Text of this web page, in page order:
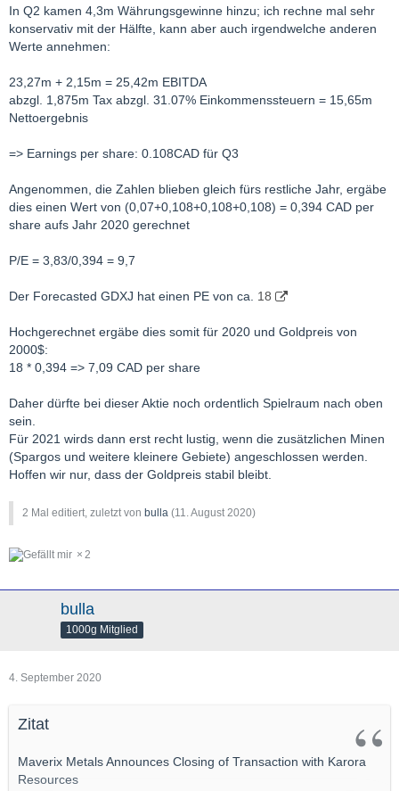
In Q2 kamen 4,3m Währungsgewinne hinzu; ich rechne mal sehr
konservativ mit der Hälfte, kann aber auch irgendwelche anderen
Werte annehmen:
23,27m + 2,15m = 25,42m EBITDA
abzgl. 1,875m Tax abzgl. 31.07% Einkommenssteuern = 15,65m
Nettoergebnis
=> Earnings per share: 0.108CAD für Q3
Angenommen, die Zahlen blieben gleich fürs restliche Jahr, ergäbe
dies einen Wert von (0,07+0,108+0,108+0,108) = 0,394 CAD per
share aufs Jahr 2020 gerechnet
P/E = 3,83/0,394 = 9,7
Der Forecasted GDXJ hat einen PE von ca. 18
Hochgerechnet ergäbe dies somit für 2020 und Goldpreis von
2000$:
18 * 0,394 => 7,09 CAD per share
Daher dürfte bei dieser Aktie noch ordentlich Spielraum nach oben
sein.
Für 2021 wirds dann erst recht lustig, wenn die zusätzlichen Minen
(Spargos und weitere kleinere Gebiete) angeschlossen werden.
Hoffen wir nur, dass der Goldpreis stabil bleibt.
2 Mal editiert, zuletzt von bulla (11. August 2020)
2
bulla
1000g Mitglied
4. September 2020
Zitat
Maverix Metals Announces Closing of Transaction with Karora
Resources